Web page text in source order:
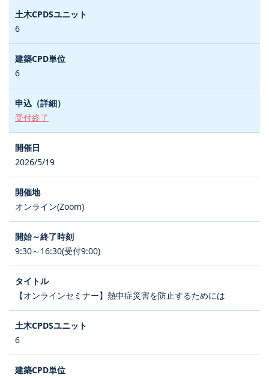
6
6
受付終了
2026/5/19
オンライン(Zoom)
9:30～16:30(受付9:00)
【オンラインセミナー】熱中症災害を防止するためには
6